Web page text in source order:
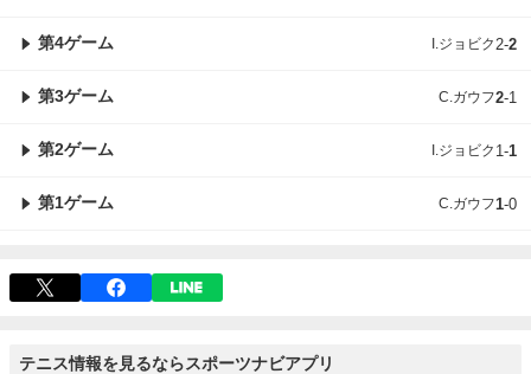
第4ゲーム I.ジョビク 2-2
第3ゲーム C.ガウフ2-1
第2ゲーム I.ジョビク 1-1
第1ゲーム C.ガウフ1-0
テニス情報を見るならスポーツナビアプリ